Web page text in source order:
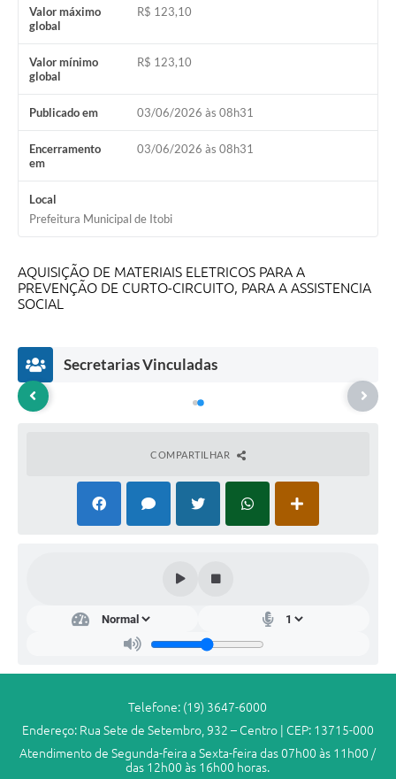
Audiências Públicas
IPTU
Legislação
Editais
Telefones Úteis
Valor máximo
global
R$ 123,10
Valor mínimo
global
R$ 123,10
Publicado em 03/06/2026 às 08h31
Encerramento
em
03/06/2026 às 08h31
Local
Prefeitura Municipal de Itobi
AQUISIÇÃO DE MATERIAIS ELETRICOS PARA A
PREVENÇÃO DE CURTO-CIRCUITO, PARA A ASSISTENCIA
SOCIAL
Secretarias Vinculadas
men
Co
e
Crist
COMPARTILHAR
Telefone: (19) 3647-6000
Endereço: Rua Sete de Setembro, 932 – Centro | CEP: 13715-000
Atendimento de Segunda-feira a Sexta-feira das 07h00 às 11h00 /
das 12h00 às 16h00 horas.